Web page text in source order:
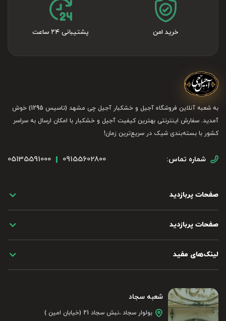
خرید امن پشتیبانی ۲۴ ساعت
به شعبه آنلاین فروشگاه آجیل و خشکبار آجیل چی مشهد (تاسیس 1295) خوش
آمدید. سفارش اینترنتی بهترین کیفیت آجیل و خشکبار با امکان ارسال به سراسر
کشور با بسته‌بندی شیک در سریع‌ترین زمان!
شماره تماس: 09155602800
05135591000
صفحات پربازدید
صفحات پربازدید
لینک‌های مفید
شعبه سجاد
بولوار سجاد ،نبش سجاد 21 (خیابان امین )